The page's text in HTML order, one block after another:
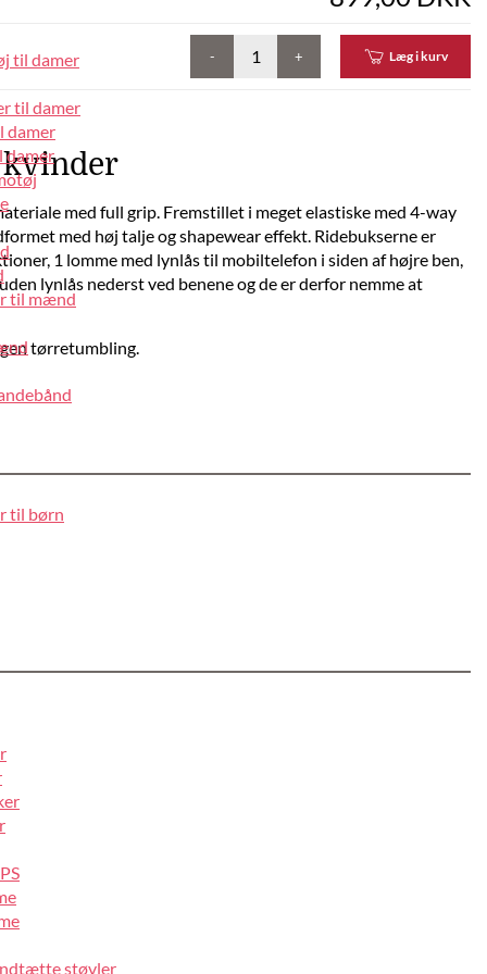
til damer
til damer
damer
damer
til mænd
til børn
støvler
- + Læg i kurv
med full grip. Fremstillet i meget elastiske med 4-way
med høj talje og shapewear effekt. Ridebukserne er
1 lomme med lynlås til mobiltelefon i siden af højre ben,
lynlås nederst ved benene og de er derfor nemme at
tørretumbling.